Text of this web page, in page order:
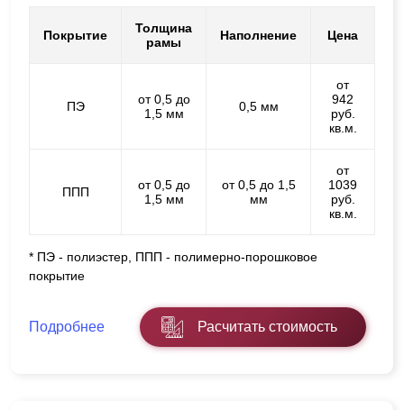
Покрытие
Толщина
рамы
Наполнение Цена
ПЭ
от 0,5 до
1,5 мм
0,5 мм
от
942
руб.
кв.м.
ППП
от 0,5 до
1,5 мм
от 0,5 до 1,5
мм
от
1039
руб.
кв.м.
* ПЭ - полиэстер, ППП - полимерно-порошковое
покрытие
Подробнее Расчитать стоимость